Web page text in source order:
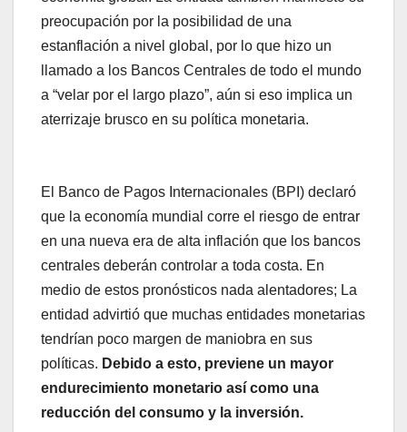
preocupación por la posibilidad de una
estanflación a nivel global, por lo que hizo un
llamado a los Bancos Centrales de todo el mundo
a “velar por el largo plazo”, aún si eso implica un
aterrizaje brusco en su política monetaria.
El Banco de Pagos Internacionales (BPI) declaró
que la economía mundial corre el riesgo de entrar
en una nueva era de alta inflación que los bancos
centrales deberán controlar a toda costa. En
medio de estos pronósticos nada alentadores; La
entidad advirtió que muchas entidades monetarias
tendrían poco margen de maniobra en sus
políticas. Debido a esto, previene un mayor
endurecimiento monetario así como una
reducción del consumo y la inversión.